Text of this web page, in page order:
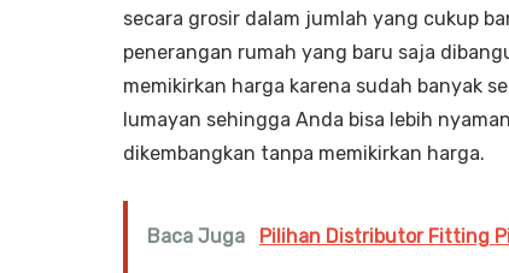
secara grosir dalam jumlah yang cukup
penerangan rumah yang baru saja
memikirkan harga karena sudah banyak
lumayan sehingga Anda bisa lebih
dikembangkan tanpa memikirkan harga.
Baca Juga Pilihan Distributor Fitting